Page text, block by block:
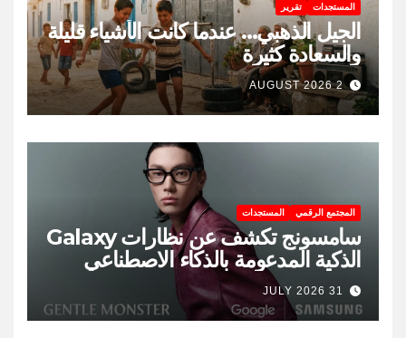
المستجدات تقرير
الجيل الذهبي… عندما كانت الأشياء قليلة
والسعادة كثيرة
2 AUGUST 2026
المجتمع الرقمي المستجدات
سامسونج تكشف عن نظارات Galaxy
الذكية المدعومة بالذكاء الاصطناعي
31 JULY 2026